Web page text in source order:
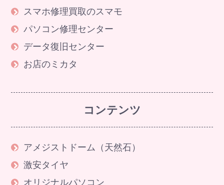
スマホ修理買取のスマモ
パソコン修理センター
データ復旧センター
お店のミカタ
コンテンツ
アメジストドーム（天然石）
激安タイヤ
オリジナルパソコン